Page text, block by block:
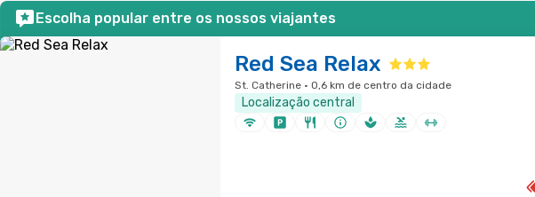
Escolha popular entre os nossos viajantes
Red Sea Relax
St. Catherine · 0,6 km de centro da cidade
Localização central